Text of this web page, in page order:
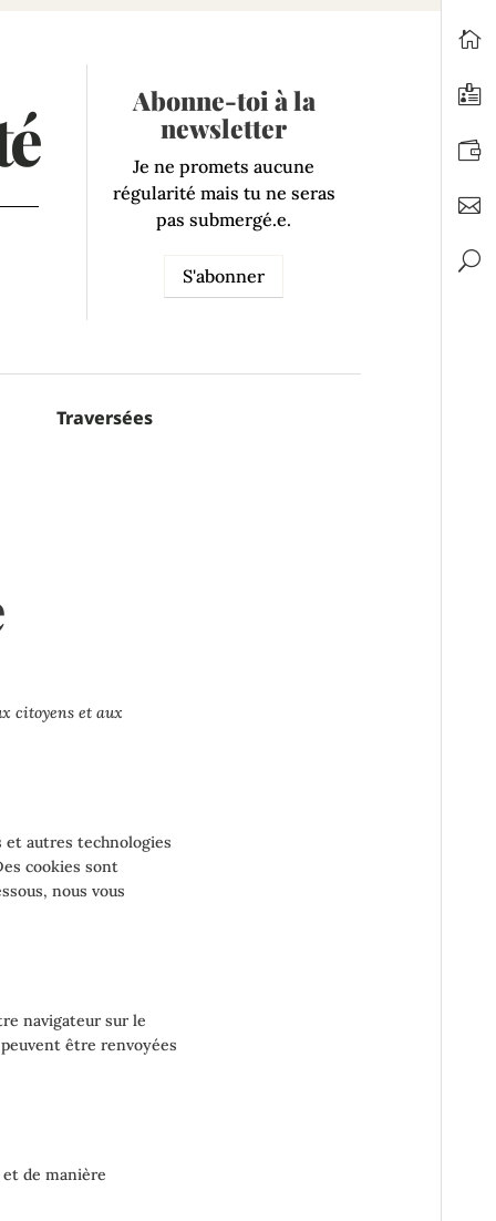
Abonne-toi à la
newsletter
Je ne promets aucune
régularité mais tu ne seras
pas submergé.e.
S'abonner
Traversées
citoyens et aux
et autres technologies
cookies sont
nous vous
navigateur sur le
être renvoyées
de manière